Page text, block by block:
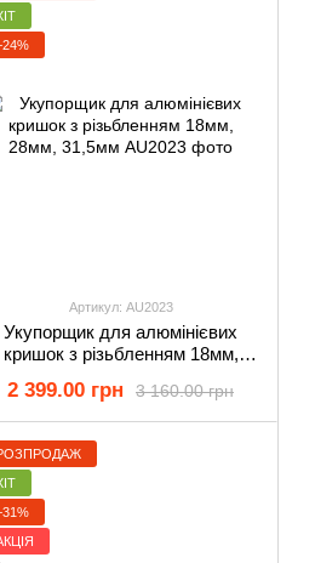
Артикул: AU2023
Укупорщик для алюмінієвих
кришок з різьбленням 18мм,
3 160.00 грн
2 399.00 грн